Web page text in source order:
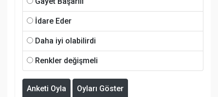
İdare Eder
Daha iyi olabilirdi
Renkler değişmeli
Anketi Oyla Oyları Göster